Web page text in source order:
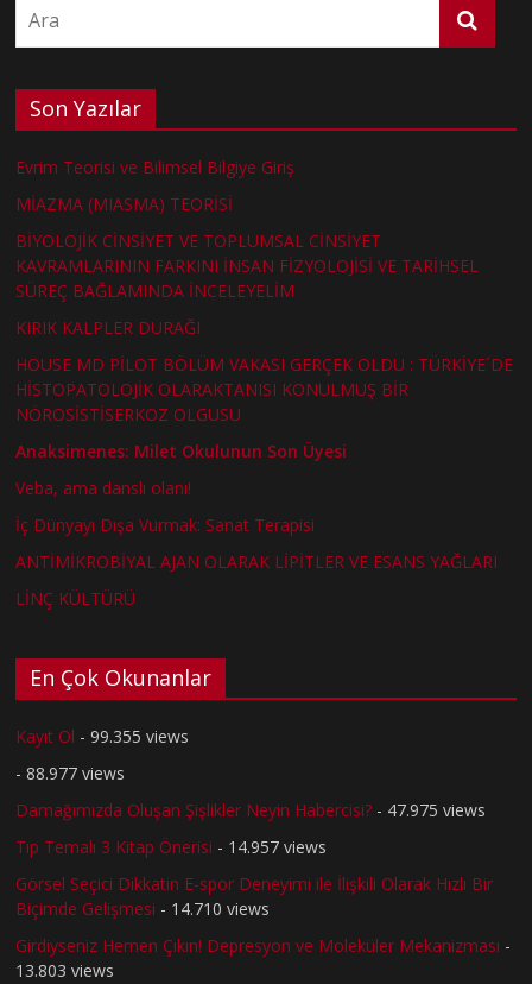
Son Yazılar
Evrim Teorisi ve Bilimsel Bilgiye Giriş
MİAZMA (MIASMA) TEORİSİ
BİYOLOJİK CİNSİYET VE TOPLUMSAL CİNSİYET
KAVRAMLARININ FARKINI İNSAN FİZYOLOJİSİ VE TARİHSEL
SÜREÇ BAĞLAMINDA İNCELEYELİM
KIRIK KALPLER DURAĞI
HOUSE MD PİLOT BÖLÜM VAKASI GERÇEK OLDU : TÜRKİYE´DE
HİSTOPATOLOJİK OLARAKTANISI KONULMUŞ BİR
NÖROSİSTİSERKOZ OLGUSU
Anaksimenes: Milet Okulunun Son Üyesi
Veba, ama danslı olanı!
İç Dünyayı Dışa Vurmak: Sanat Terapisi
ANTİMİKROBİYAL AJAN OLARAK LİPİTLER VE ESANS YAĞLARI
LİNÇ KÜLTÜRÜ
En Çok Okunanlar
Kayıt Ol - 99.355 views
- 88.977 views
Damağımızda Oluşan Şişlikler Neyin Habercisi? - 47.975 views
Tıp Temalı 3 Kitap Önerisi - 14.957 views
Görsel Seçici Dikkatin E-spor Deneyimi ile İlişkili Olarak Hızlı Bir
Biçimde Gelişmesi - 14.710 views
Girdiyseniz Hemen Çıkın! Depresyon ve Moleküler Mekanizması -
13.803 views